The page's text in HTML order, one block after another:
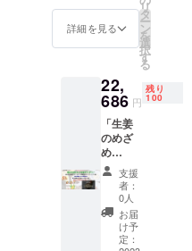
予防による
間接的な救
神的にも健
康であるた
めの、間接
的な救済。
このため、
①アッセ
イ、②サプ
リメント、
プ！だ
から、
方にも
絶対飲
んでほ
しいサ
プリで
す。寒
い時期
だけで
なく、
夏でも
内側か
らサ
丸産
で、生
使用し
ていま
す。 自
分の中
の違和
感をな
くした
い方、
今日の
だるさ
を明日
に残し
サービ
ス フレ
ンチ
ガー
のめざ
め
Premiu
m：30
粒入
り 長
崎県島
原産の
無農薬
栽培の
フレン
チガー
詳細を見る
リ
タ
ー
ン
を
選
択
す
る
22,
686 円
残り
100
「生姜
のめざ
め
Premiu
m」×１
箱＋
「食の
処方
箋」×３
支援
者：
0人
お届
け予
定：